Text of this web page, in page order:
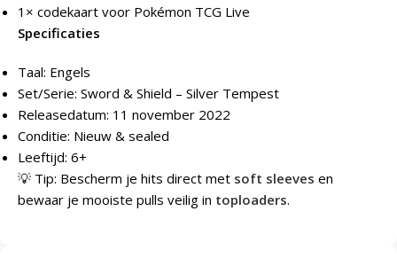
1× codekaart voor Pokémon TCG Live
Specificaties
Taal: Engels
Set/Serie: Sword & Shield – Silver Tempest
Releasedatum: 11 november 2022
Conditie: Nieuw & sealed
Leeftijd: 6+
💡 Tip: Bescherm je hits direct met soft sleeves en
bewaar je mooiste pulls veilig in toploaders.